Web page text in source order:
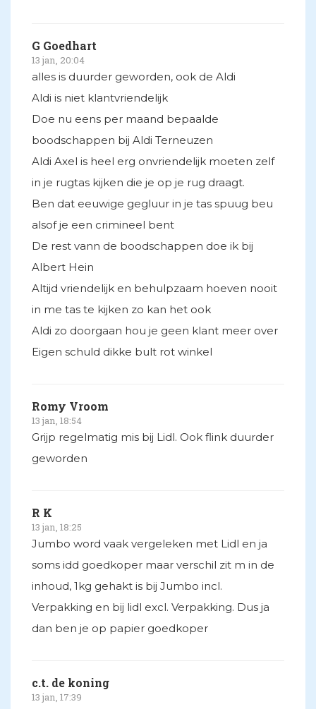
G Goedhart
13 jan, 20:04
alles is duurder geworden, ook de Aldi
Aldi is niet klantvriendelijk
Doe nu eens per maand bepaalde
boodschappen bij Aldi Terneuzen
Aldi Axel is heel erg onvriendelijk moeten zelf
in je rugtas kijken die je op je rug draagt.
Ben dat eeuwige gegluur in je tas spuug beu
alsof je een crimineel bent
De rest vann de boodschappen doe ik bij
Albert Hein
Altijd vriendelijk en behulpzaam hoeven nooit
in me tas te kijken zo kan het ook
Aldi zo doorgaan hou je geen klant meer over
Eigen schuld dikke bult rot winkel
Romy Vroom
13 jan, 18:54
Grijp regelmatig mis bij Lidl. Ook flink duurder
geworden
R K
13 jan, 18:25
Jumbo word vaak vergeleken met Lidl en ja
soms idd goedkoper maar verschil zit m in de
inhoud, 1kg gehakt is bij Jumbo incl.
Verpakking en bij lidl excl. Verpakking. Dus ja
dan ben je op papier goedkoper
c.t. de koning
13 jan, 17:39